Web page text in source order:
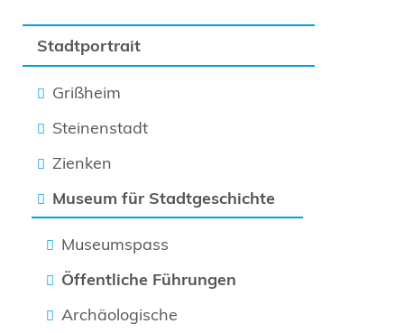
Stadtportrait
Grißheim
Steinenstadt
Zienken
Museum für Stadtgeschichte
Museumspass
Öffentliche Führungen
Archäologische